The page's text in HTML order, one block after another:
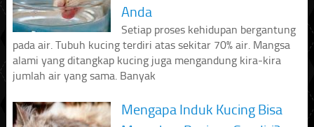
Anda
Setiap proses kehidupan bergantung
pada air. Tubuh kucing terdiri atas sekitar 70% air. Mangsa
alami yang ditangkap kucing juga mengandung kira-kira
jumlah air yang sama. Banyak
Mengapa Induk Kucing Bisa